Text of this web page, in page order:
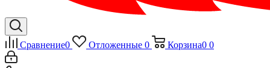
Сравнение0 Отложенные 0 Корзина0 0